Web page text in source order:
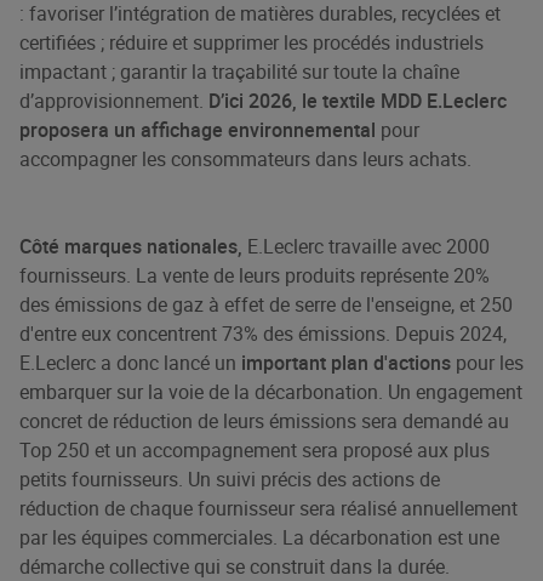
: favoriser l’intégration de matières durables, recyclées et
certifiées ; réduire et supprimer les procédés industriels
impactant ; garantir la traçabilité sur toute la chaîne
d’approvisionnement. D’ici 2026, le textile MDD E.Leclerc
proposera un affichage environnemental pour
accompagner les consommateurs dans leurs achats.
Côté marques nationales, E.Leclerc travaille avec 2000
fournisseurs. La vente de leurs produits représente 20%
des émissions de gaz à effet de serre de l'enseigne, et 250
d'entre eux concentrent 73% des émissions. Depuis 2024,
E.Leclerc a donc lancé un important plan d'actions pour les
embarquer sur la voie de la décarbonation. Un engagement
concret de réduction de leurs émissions sera demandé au
Top 250 et un accompagnement sera proposé aux plus
petits fournisseurs. Un suivi précis des actions de
réduction de chaque fournisseur sera réalisé annuellement
par les équipes commerciales. La décarbonation est une
démarche collective qui se construit dans la durée.